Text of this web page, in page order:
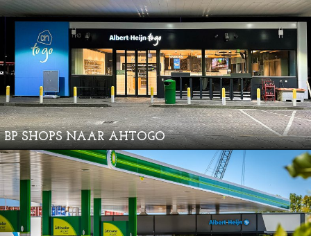
BP SHOPS NAAR AHTOGO